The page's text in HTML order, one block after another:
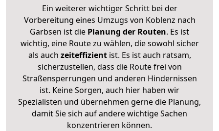
Ein weiterer wichtiger Schritt bei der
Vorbereitung eines Umzugs von Koblenz nach
Garbsen ist die Planung der Routen. Es ist
wichtig, eine Route zu wählen, die sowohl sicher
als auch zeiteffizientist. Es ist auch ratsam,
sicherzustellen, dass die Route frei von
Straßensperrungen und anderen Hindernissen
ist. Keine Sorgen, auch hier haben wir
Spezialisten und übernehmen gerne die Planung,
damit Sie sich auf andere wichtige Sachen
konzentrieren können.